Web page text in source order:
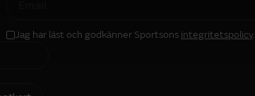
I
Jag har läst och godkänner Sportsons integritetspolicy.